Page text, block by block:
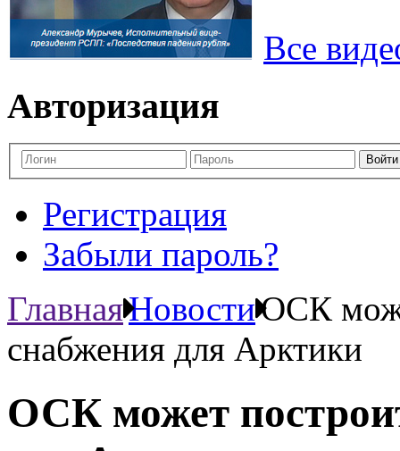
Все
Авторизация
Регистрация
Забыли пароль?
ГлавнаяНовостиОСК
снабжения для Арктики
ОСК может